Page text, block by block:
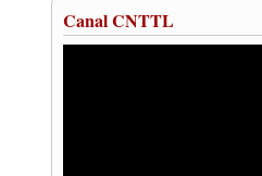
Canal CNTTL